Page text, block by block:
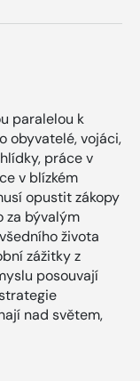
paralelou k
obyvatelé, vojáci,
práce v
v blízkém
opustit zákopy
za bývalým
života
zážitky z
posouvají
nad světem,